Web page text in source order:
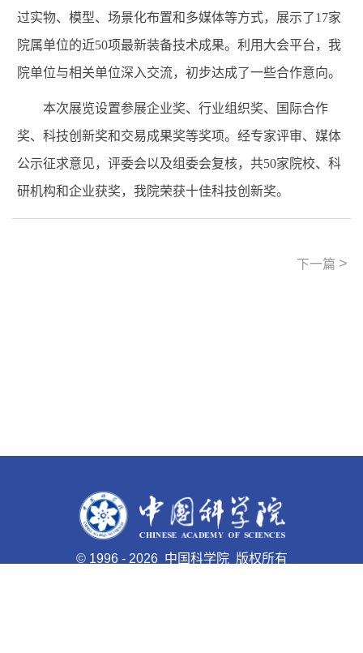
过实物、模型、场景化布置和多媒体等方式，展示了17家
院属单位的近50项最新装备技术成果。利用大会平台，我
院单位与相关单位深入交流，初步达成了一些合作意向。
本次展览设置参展企业奖、行业组织奖、国际合作
奖、科技创新奖和交易成果奖等奖项。经专家评审、媒体
公示征求意见，评委会以及组委会复核，共50家院校、科
研机构和企业获奖，我院荣获十佳科技创新奖。
下一篇 >
© 1996 - 2026 中国科学院 版权所有